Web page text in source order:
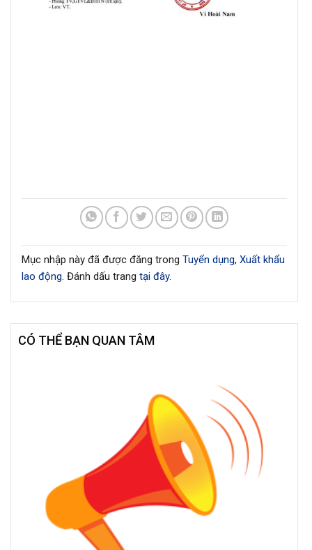
Mục nhập này đã được đăng trong Tuyển dụng, Xuất khẩu
lao động. Đánh dấu trang tại đây.
CÓ THỂ BẠN QUAN TÂM